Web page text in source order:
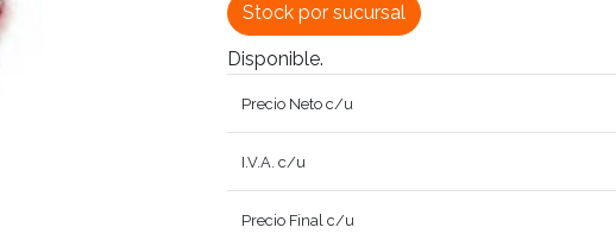
Stock por sucursal
Disponible.
Precio Neto c/u
I.V.A. c/u
Precio Final c/u